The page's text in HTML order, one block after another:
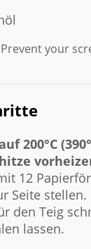
Prevent your
200°C
12
Seite stellen.
den Teig
lassen.